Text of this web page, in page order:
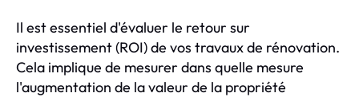
Il est essentiel d'évaluer le retour sur
investissement (ROI) de vos travaux de rénovation.
Cela implique de mesurer dans quelle mesure
l'augmentation de la valeur de la propriété